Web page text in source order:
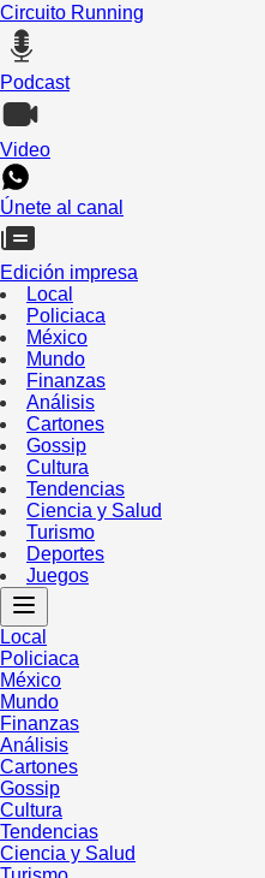
Circuito Running
Podcast
Video
Únete al canal
Edición impresa
Local
Policiaca
México
Mundo
Finanzas
Análisis
Cartones
Gossip
Cultura
Tendencias
Ciencia y Salud
Turismo
Deportes
Juegos
Local
Policiaca
México
Mundo
Finanzas
Análisis
Cartones
Gossip
Cultura
Tendencias
Ciencia y Salud